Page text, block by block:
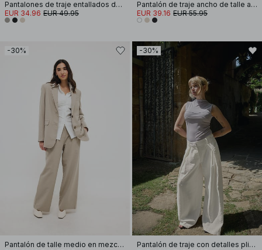
Pantalones de traje entallados de tiro medio
EUR 34.96 EUR 49.95
Pantalón de traje ancho de talle alto
EUR 39.16 EUR 55.95
-30%
Pantalón de talle medio en mezcla de tejidos
-30%
Pantalón de traje con detalles plisados